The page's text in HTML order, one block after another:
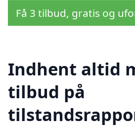
Få 3 tilbud, gratis og
Indhent altid
tilbud på